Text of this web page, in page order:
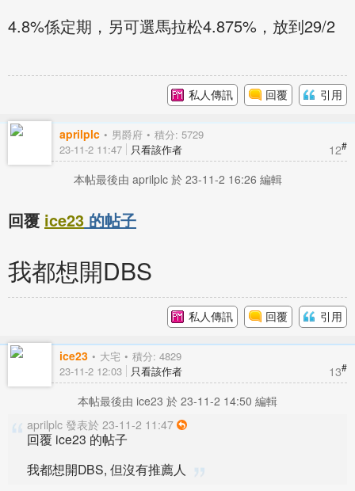
4.8%係定期，另可選馬拉松4.875%，放到29/2
私人傳訊 回覆 引用
aprilplc 男爵府 積分: 5729
12#
23-11-2 11:47 只看該作者
本帖最後由 aprilplc 於 23-11-2 16:26 編輯
回覆 ice23 的帖子
我都想開DBS
私人傳訊 回覆 引用
ice23 大宅 積分: 4829
13#
23-11-2 12:03 只看該作者
本帖最後由 ice23 於 23-11-2 14:50 編輯
aprilplc 發表於 23-11-2 11:47
回覆 ice23 的帖子
我都想開DBS, 但沒有推薦人